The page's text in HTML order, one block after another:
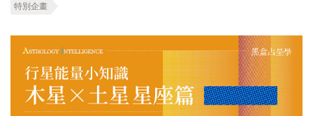
特別企畫